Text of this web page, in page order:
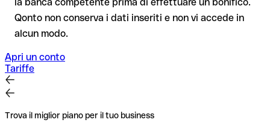
Consiglio: verifica ogni IBAN prima di un bonifico con il nostro
per importi elevati o nuovi rapporti commerciali.
Qonto non conserva i dati inseriti e non vi accede in
alcun modo.
Apri un conto
Tariffe
Trova il miglior piano per il tuo business